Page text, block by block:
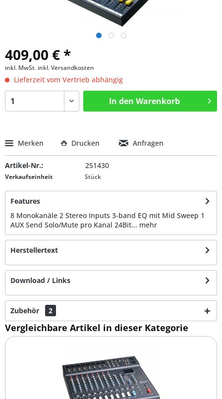
409,00 € *
inkl. MwSt. inkl. Versandkosten
Lieferzeit vom Vertrieb abhängig
In den Warenkorb
Merken Drucken Anfragen
Artikel-Nr.: 251430
Verkaufseinheit Stück
Features
8 Monokanäle 2 Stereo Inputs 3-band EQ mit Mid Sweep 1
AUX Send Solo/Mute pro Kanal 24Bit... mehr
Herstellertext
Download / Links
Zubehör 2
Vergleichbare Artikel in dieser Kategorie